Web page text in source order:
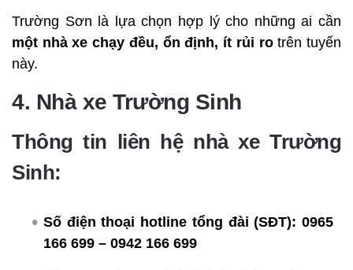
Trường Sơn là lựa chọn hợp lý cho những ai cần
một nhà xe chạy đều, ổn định, ít rủi rotrên tuyến
này.
4. Nhà xe Trường Sinh
Thông tin liên hệ nhà xe Trường
Sinh:
Số điện thoại hotline tổng đài (SĐT): 0965
166 699 – 0942 166 699